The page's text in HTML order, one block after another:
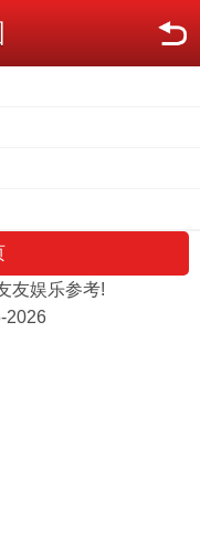
友娱乐参考!
2026